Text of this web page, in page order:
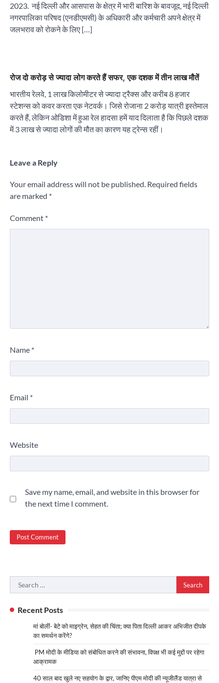
2023. नई दिल्ली और आसपास के क्षेत्र में भारी बारिश के बावजूद, नई दिल्ली
नगरपालिका परिषद (एनडीएमसी) के अधिकारी और कर्मचारी अपने क्षेत्र में
जलभराव को रोकने के लिए […]
रोज दो करोड़ से ज्यादा लोग करते हैं सफर, एक दशक में तीन लाख मौतें
भारतीय रेलवे, 1 लाख किलोमीटर से ज्यादा ट्रैक्स और करीब 8 हजार
स्टेशन्स को कवर करता एक नेटवर्क। जिसे रोजाना 2 करोड़ यात्री इस्तेमाल
करते हैं, लेकिन ओडिशा में हुआ रेल हादसा हमें याद दिलाता है कि पिछले दशक
में 3 लाख से ज्यादा लोगों की मौत का कारण यह ट्रेन्स रहीं।
Leave a Reply
Your email address will not be published. Required fields
are marked *
Comment *
Name *
Email *
Website
Save my name, email, and website in this browser for
the next time I comment.
Search
for:
Recent Posts
मां बोलीं- बेटे को माइग्रेन, सेहत की चिंता; क्या पिता दिल्ली आकर अभिजीत दीपके
का समर्थन करेंगे?
PM मोदी के मीडिया को संबोधित करने की संभावना, विपक्ष भी कई मुद्दों पर रहेगा
आक्रामक
40 साल बाद खुले नए सहयोग के द्वार, जानिए पीएम मोदी की न्यूजीलैंड यात्रा से